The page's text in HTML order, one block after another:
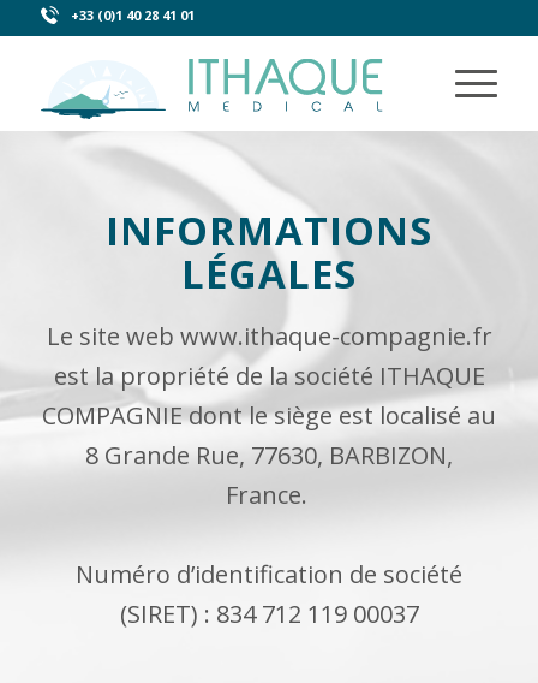
+33 (0)1 40 28 41 01
INFORMATIONS
LÉGALES
Le site web www.ithaque-compagnie.fr
est la propriété de la société ITHAQUE
COMPAGNIE dont le siège est localisé au
8 Grande Rue, 77630, BARBIZON,
France.
Numéro d’identification de société
(SIRET) : 834 712 119 00037